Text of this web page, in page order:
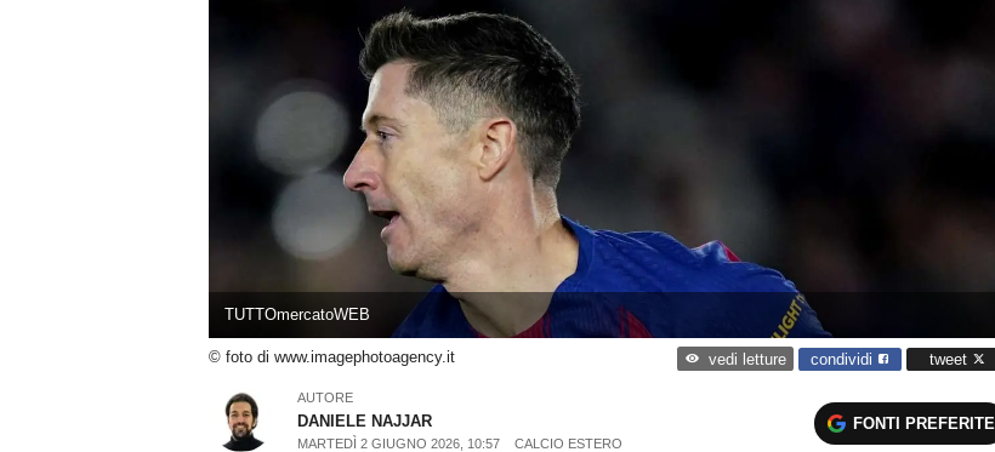
TUTTOmercatoWEB
© foto di www.imagephotoagency.it vedi letture condividi tweet
AUTORE
DANIELE NAJJAR
MARTEDÌ 2 GIUGNO 2026, 10:57 CALCIO ESTERO
FONTI PREFERITE